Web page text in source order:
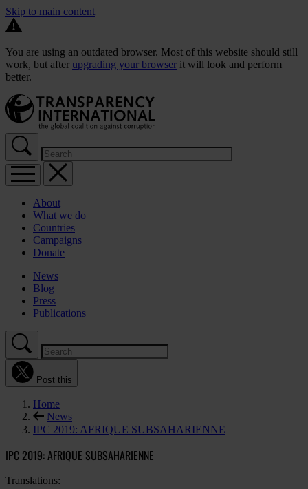
Skip to main content
You are using an outdated browser. Most of this website should still
work, but after upgrading your browser it will look and perform
better.
About
What we do
Countries
Campaigns
Donate
News
Blog
Press
Publications
Post this
Home
News
IPC 2019: AFRIQUE SUBSAHARIENNE
IPC 2019: AFRIQUE SUBSAHARIENNE
Translations: